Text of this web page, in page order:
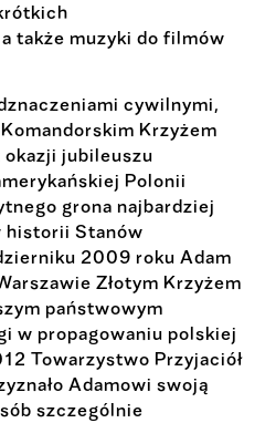
także muzyki do filmów
cywilnymi,
Krzyżem
okazji jubileuszu
Polonii
grona najbardziej
historii Stanów
2009 roku Adam
Złotym Krzyżem
państwowym
w propagowaniu polskiej
Towarzystwo Przyjaciół
Adamowi swoją
szczególnie